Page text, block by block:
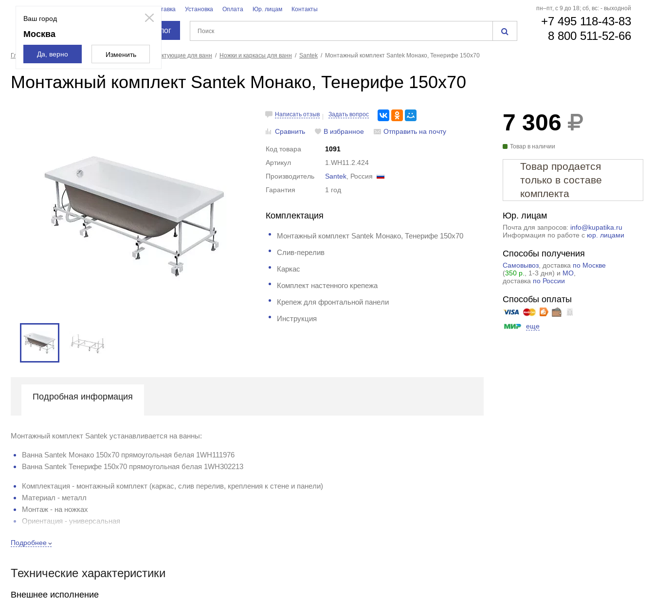
Ваш город
Москва
Да, верно Изменить
Доставка Установка Оплата Юр. лицам Контакты
Каталог
пн–пт, с 9 до 18; сб, вс: - выходной
+7 495 118-43-83
8 800 511-52-66
Главная страница Оборудование и комплектующие для ванн Ножки и каркасы для ванн Santek Монтажный комплект Santek Монако, Тенерифе 150x70
Монтажный комплект Santek Монако, Тенерифе 150x70
Написать отзыв Задать вопрос
Сравнить В избранное Отправить на почту
Код товара
1091
Артикул
1.WH11.2.424
Производитель
Santek , Россия
Гарантия
1 год
Комплектация
Монтажный комплект Santek Монако, Тенерифе 150x70
Слив-перелив
Каркас
Комплект настенного крепежа
Крепеж для фронтальной панели
Инструкция
7 306
Товар в наличии
Товар продается
только в составе
комплекта
Юр. лицам
Почта для запросов: info@kupatika.ru
Информация по работе с юр. лицами
Способы получения
Самовывоз, доставка по Москве
(350 р. , 1-3 дня) и МО,
доставка по России
Способы оплаты
еще
Подробная информация
Монтажный комплект Santek устанавливается на ванны:
Ванна Santek Монако 150х70 прямоугольная белая 1WH111976
Ванна Santek Тенерифе 150х70 прямоугольная белая 1WH302213
Комплектация - монтажный комплект (каркас, слив перелив, крепления к стене и панели)
Материал - металл
Монтаж - на ножках
Ориентация - универсальная
Магниты - без магнитов
Подробнее
Технические характеристики
Внешнее исполнение